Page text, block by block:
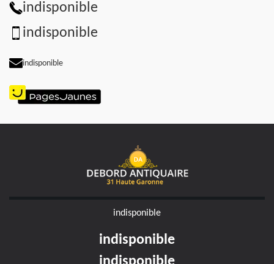
indisponible
indisponible
indisponible
indisponible
indisponible